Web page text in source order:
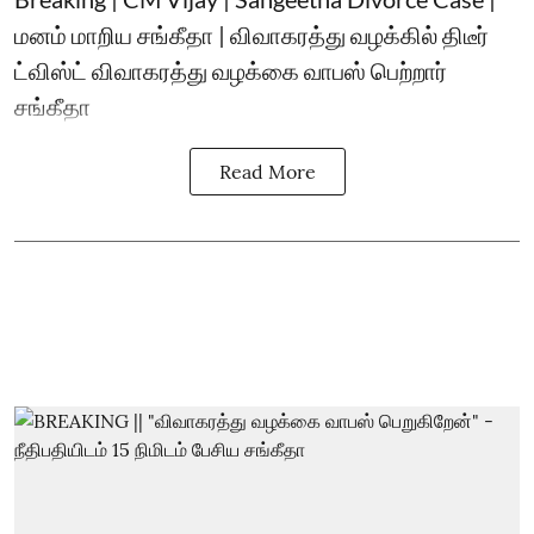
மனம் மாறிய சங்கீதா | விவாகரத்து வழக்கில் திடீர்
ட்விஸ்ட் விவாகரத்து வழக்கை வாபஸ் பெற்றார்
சங்கீதா
Read More